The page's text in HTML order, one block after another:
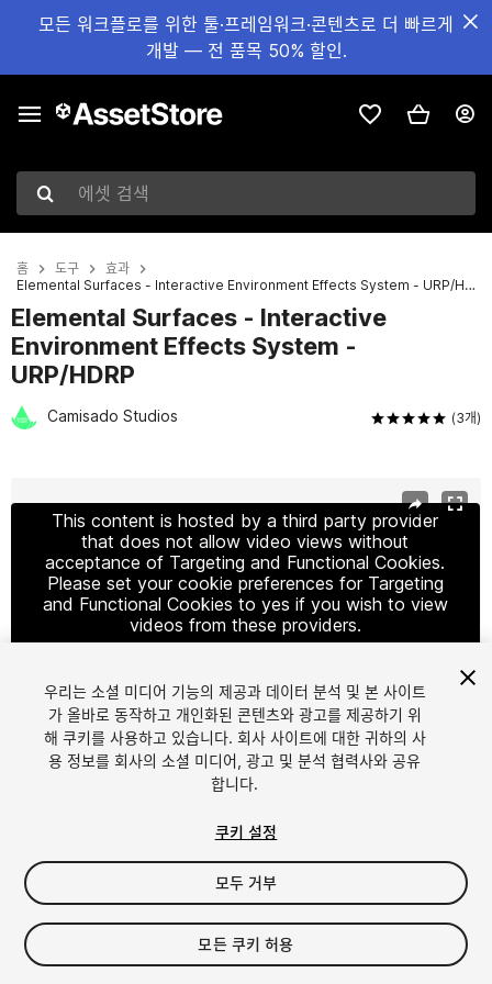
모든 워크플로를 위한 툴·프레임워크·콘텐츠로 더 빠르게
개발 — 전 품목 50% 할인.
에셋 검색
홈 도구
효과
Elemental Surfaces - Interactive Environment Effects System - URP/HDRP
Elemental Surfaces - Interactive
Environment Effects System -
URP/HDRP
Camisado Studios (3개)
This content is hosted by a third party provider
that does not allow video views without
acceptance of Targeting and Functional Cookies.
Please set your cookie preferences for Targeting
and Functional Cookies to yes if you wish to view
videos from these providers.
Cookie Settings
1 /8
$79.99
우리는 소셜 미디어 기능의 제공과 데이터 분석 및 본 사이트
가 올바로 동작하고 개인화된 콘텐츠와 광고를 제공하기 위
해 쿠키를 사용하고 있습니다. 회사 사이트에 대한 귀하의 사
용 정보를 회사의 소셜 미디어, 광고 및 분석 협력사와 공유
합니다.
쿠키 설정
모두 거부
모든 쿠키 허용